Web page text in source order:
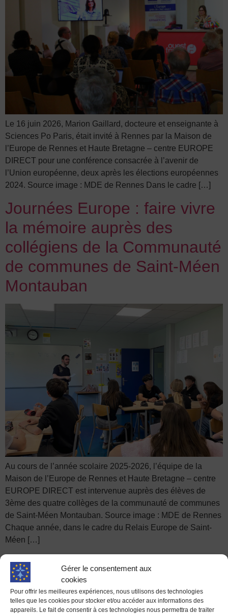
Gérer le consentement aux
cookies
Pour offrir les meilleures expériences, nous utilisons des technologies
telles que les cookies pour stocker et/ou accéder aux informations des
appareils. Le fait de consentir à ces technologies nous permettra de traiter
Le 16 juin 2026, Marion Gaillard, docteure et enseignante à
Sciences Po Paris, était invité à Rennes par la Maison de
l’Europe de Rennes et Haute Bretagne – centre EUROPE
DIRECT pour une conférence consacrée à l’avenir de
l’Union européenne, deux après les élections européennes
2024. Source image : MDE de Rennes Dans le cadre […]
Journées Europe : faire vivre
la mémoire auprès des
collégiens de la Communauté
de communes de Saint-Méen
Montauban
Au cours de l’année scolaire 2025-2026, l’équipe de la
Maison de l’Europe de Rennes et Haute Bretagne – centre
EUROPE DIRECT est intervenue auprès des élèves de
3ème des quatre collèges de la communauté de communes
de Saint-Méen Montauban. Source image : MDE de Rennes
Chaque année, dans le cadre du Relais Europe de Saint-
Méen […]
L’Union européenne à la
rencontre des collégien·ne·s
du Pays de Châteaugiron